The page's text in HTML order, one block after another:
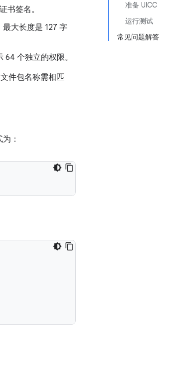
准备 UICC
运行测试
常见问题解答
书签名。
大长度是 127 字
个独立的权限。
件包名称需相匹
：